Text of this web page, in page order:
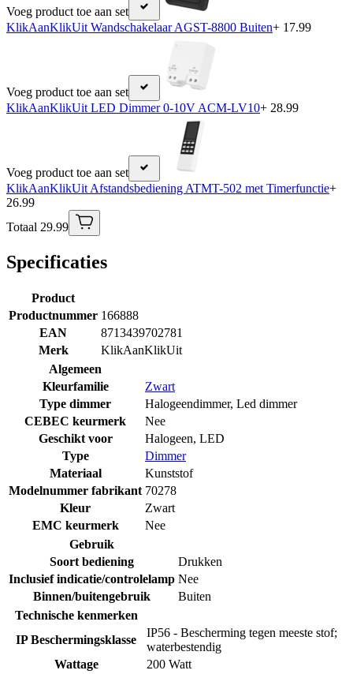
Voeg product toe aan set
KlikAanKlikUit Wandschakelaar AGST-8800 Buiten+ 17.99
Voeg product toe aan set
KlikAanKlikUit LED Dimmer 0-10V ACM-LV10+ 28.99
Voeg product toe aan set
KlikAanKlikUit Afstandsbediening ATMT-502 met Timerfunctie+
26.99
Totaal 29.99
Specificaties
Product
Productnummer 166888
EAN
8713439702781
Merk
KlikAanKlikUit
Algemeen
Kleurfamilie
Zwart
Type dimmer
Halogeendimmer, Led dimmer
CEBEC keurmerk
Nee
Geschikt voor
Halogeen, LED
Type
Dimmer
Materiaal
Kunststof
Modelnummer fabrikant 70278
Kleur
Zwart
EMC keurmerk
Nee
Gebruik
Soort bediening
Drukken
Inclusief indicatie/controlelamp Nee
Binnen/buitengebruik
Buiten
Technische kenmerken
IP Beschermingsklasse
IP56 - Bescherming tegen meeste stof;
waterbestendig
Wattage
200 Watt